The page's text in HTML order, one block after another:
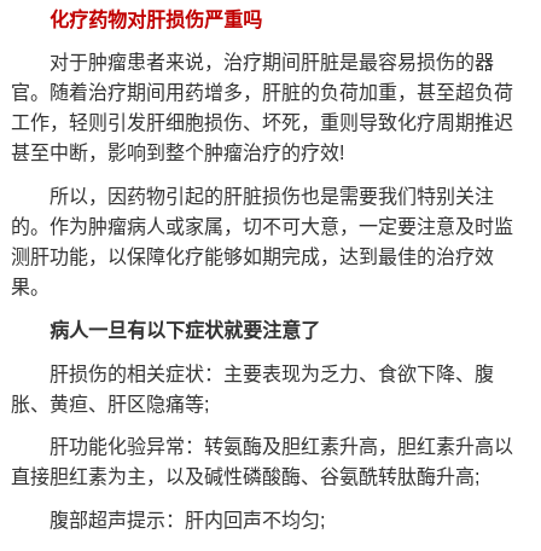
化疗药物对肝损伤严重吗
对于肿瘤患者来说，治疗期间肝脏是最容易损伤的器
官。随着治疗期间用药增多，肝脏的负荷加重，甚至超负荷
工作，轻则引发肝细胞损伤、坏死，重则导致化疗周期推迟
甚至中断，影响到整个肿瘤治疗的疗效!
所以，因药物引起的肝脏损伤也是需要我们特别关注
的。作为肿瘤病人或家属，切不可大意，一定要注意及时监
测肝功能，以保障化疗能够如期完成，达到最佳的治疗效
果。
病人一旦有以下症状就要注意了
肝损伤的相关症状：主要表现为乏力、食欲下降、腹
胀、黄疸、肝区隐痛等;
肝功能化验异常：转氨酶及胆红素升高，胆红素升高以
直接胆红素为主，以及碱性磷酸酶、谷氨酰转肽酶升高;
腹部超声提示：肝内回声不均匀;